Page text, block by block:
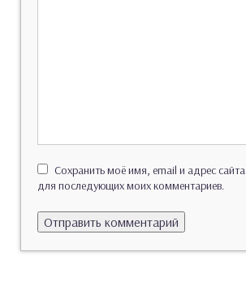
Сохранить моё имя, email и адрес
для последующих моих комментариев.